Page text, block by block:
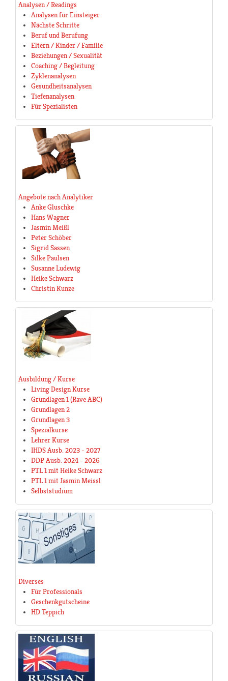
Analysen / Readings
Analysen für Einsteiger
Nächste Schritte
Beruf und Berufung
Eltern / Kinder / Familie
Beziehungen / Sexualität
Coaching / Begleitung
Zyklenanalysen
Gesundheitsanalysen
Tiefenanalysen
Für Spezialisten
Angebote nach Analytiker
Anke Gluschke
Hans Wagner
Jasmin Meißl
Peter Schöber
Sigrid Sassen
Silke Paulsen
Susanne Ludewig
Heike Schwarz
Christin Kunze
Ausbildung / Kurse
Living Design Kurse
Grundlagen 1 (Rave ABC)
Grundlagen 2
Grundlagen 3
Spezialkurse
Lehrer Kurse
IHDS Ausb. 2023 - 2027
DDP Ausb. 2024 - 2026
PTL 1 mit Heike Schwarz
PTL 1 mit Jasmin Meissl
Selbststudium
Diverses
Für Professionals
Geschenkgutscheine
HD Teppich